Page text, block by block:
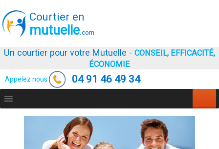
Courtier en
mutuelle.com
Un courtier pour votre Mutuelle - CONSEIL, EFFICACITÉ,
ÉCONOMIE
Appelez nous 04 91 46 49 34
au